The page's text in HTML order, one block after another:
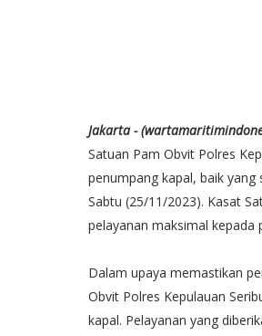
Jakarta -
Satuan Pam Obvit Polres
penumpang kapal, baik yang
Sabtu (25/11/2023). Kasat
pelayanan maksimal kepada
Dalam upaya memastikan
Obvit Polres Kepulauan
kapal. Pelayanan yang